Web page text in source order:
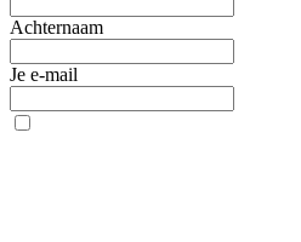
Achternaam
Je e-mail